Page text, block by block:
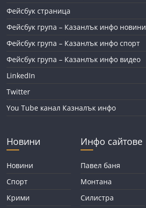
Фейсбук страница
Фейсбук група – Казанлък инфо новини
Фейсбук група – Казанлък инфо спорт
Фейсбук група – Казанлък инфо видео
LinkedIn
Twitter
You Tube канал Казналък инфо
Новини
Новини
Спорт
Крими
Инфо сайтове
Павел баня
Монтана
Силистра